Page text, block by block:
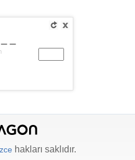
hakları saklıdır.